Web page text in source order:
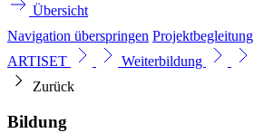
Übersicht
Navigation überspringen Projektbegleitung
ARTISET
Weiterbildung
Zurück
Bildung